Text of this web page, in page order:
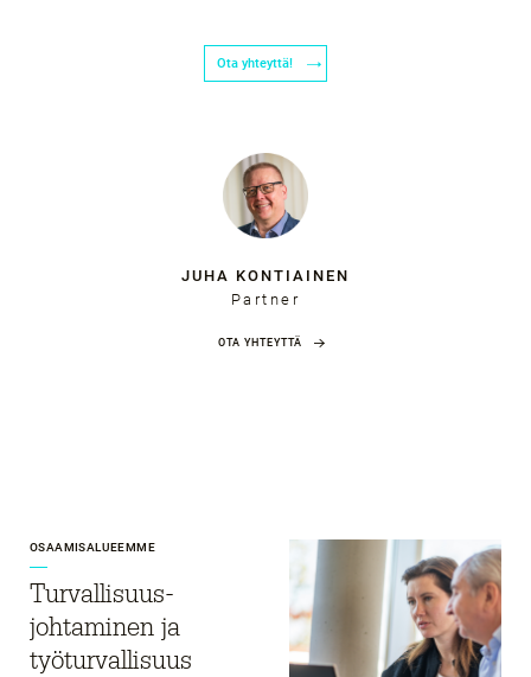
Ota yhteyttä!
JUHA KONTIAINEN
Partner
OTA YHTEYTTÄ
OSAAMISALUEEMME
Turvallisuus­
johtaminen ja
työturvallisuus